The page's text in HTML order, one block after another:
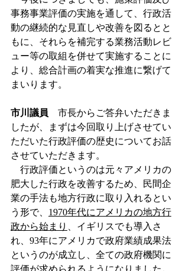
事務事業評価の実施を通して、行政活
動の継続的な見直しや改善を図るとと
もに、それらを補完する業務活動レビ
ュー等の取組を併せて実施することに
より、総合計画の着実な推進に繋げて
まいります。
市川議員 市長からご答弁いただきま
したが、まずは今回取り上げさせてい
ただいた行政評価の歴史についてお話
させていただきます。
行政評価というのは元々アメリカの
肥大した行政を改善するため、民間企
業の手法も地方行政に取り入れるとい
う形で、 1970年代にアメリカの地方行
政から始まり
、イギリスでも導入さ
れ、93年にアメリカで政府業績成果法
というのが成立し、全ての政府機関に
評価が求められるようになりました。